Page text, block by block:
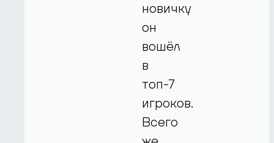
новичку
он
вошёл
в
топ-7
игроков.
Всего